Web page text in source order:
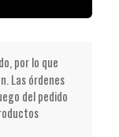
por lo que
Las órdenes
del pedido